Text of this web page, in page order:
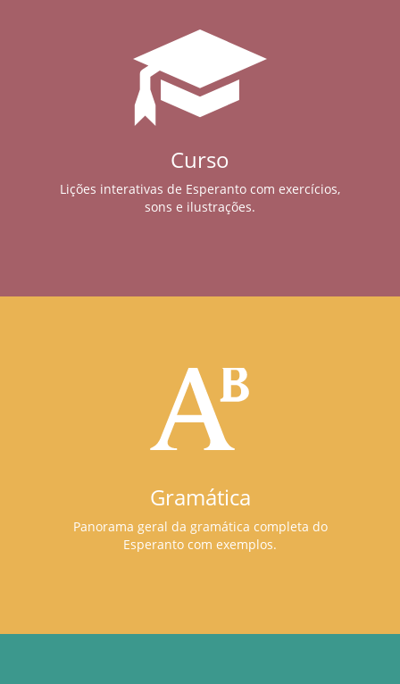
Curso
Lições interativas de Esperanto com exercícios,
sons e ilustrações.
Gramática
Panorama geral da gramática completa do
Esperanto com exemplos.